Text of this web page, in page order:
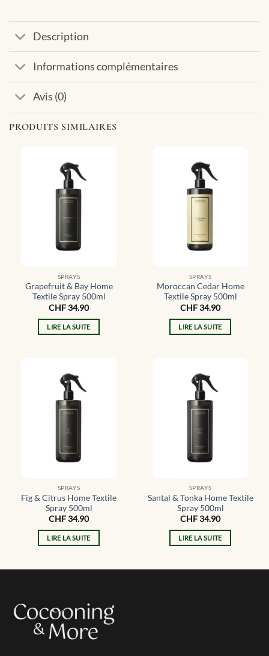
Description
Informations complémentaires
Avis (0)
PRODUITS SIMILAIRES
SPRAYS
Grapefruit & Bay Home
Textile Spray 500ml
CHF34.90
LIRE LA SUITE
SPRAYS
Moroccan Cedar Home
Textile Spray 500ml
CHF34.90
LIRE LA SUITE
SPRAYS
Fig & Citrus Home Textile
Spray 500ml
CHF34.90
LIRE LA SUITE
SPRAYS
Santal & Tonka Home Textile
Spray 500ml
CHF34.90
LIRE LA SUITE